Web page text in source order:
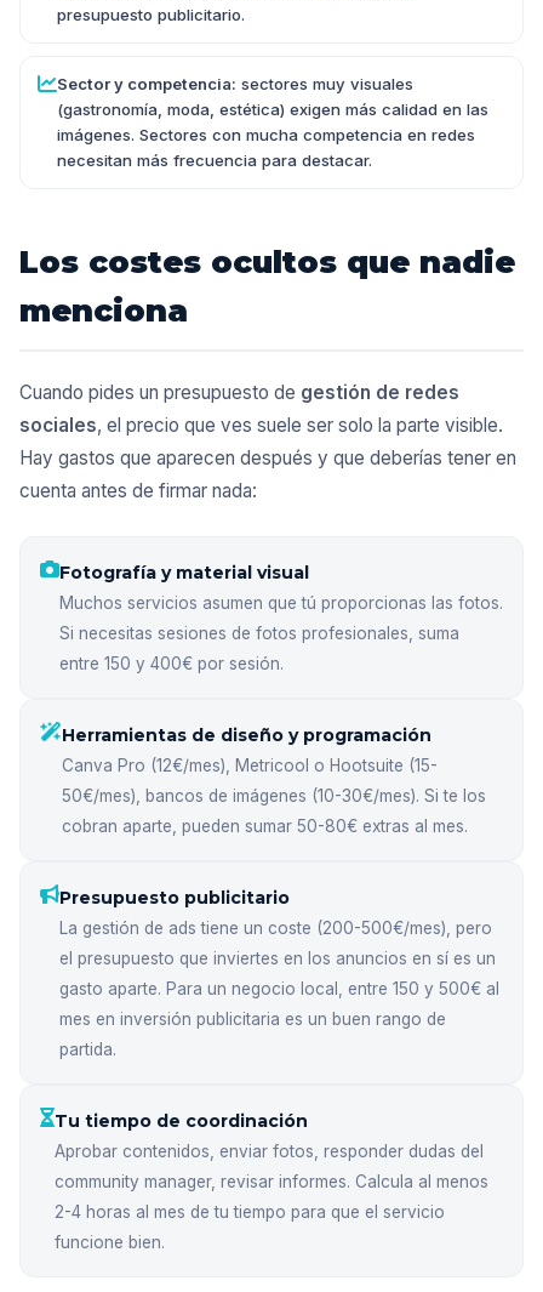
presupuesto publicitario.
Sector y competencia: sectores muy visuales
(gastronomía, moda, estética) exigen más calidad en las
imágenes. Sectores con mucha competencia en redes
necesitan más frecuencia para destacar.
Los costes ocultos que nadie
menciona
Cuando pides un presupuesto de gestión de redes
sociales, el precio que ves suele ser solo la parte visible.
Hay gastos que aparecen después y que deberías tener en
cuenta antes de firmar nada:
Fotografía y material visual
Muchos servicios asumen que tú proporcionas las fotos.
Si necesitas sesiones de fotos profesionales, suma
entre 150 y 400€ por sesión.
Herramientas de diseño y programación
Canva Pro (12€/mes), Metricool o Hootsuite (15-
50€/mes), bancos de imágenes (10-30€/mes). Si te los
cobran aparte, pueden sumar 50-80€ extras al mes.
Presupuesto publicitario
La gestión de ads tiene un coste (200-500€/mes), pero
el presupuesto que inviertes en los anuncios en sí es un
gasto aparte. Para un negocio local, entre 150 y 500€ al
mes en inversión publicitaria es un buen rango de
partida.
Tu tiempo de coordinación
Aprobar contenidos, enviar fotos, responder dudas del
community manager, revisar informes. Calcula al menos
2-4 horas al mes de tu tiempo para que el servicio
funcione bien.